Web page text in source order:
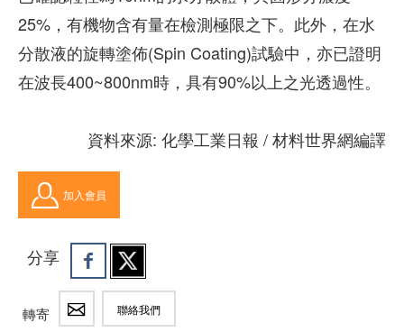
25%，有機物含有量在檢測極限之下。此外，在水
分散液的旋轉塗佈(Spin Coating)試驗中，亦已證明
在波長400~800nm時，具有90%以上之光透過性。
資料來源: 化學工業日報 / 材料世界網編譯
加入會員
分享
轉寄 聯絡我們